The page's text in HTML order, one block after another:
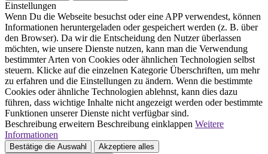
Einstellungen
Wenn Du die Webseite besuchst oder eine APP verwendest, können
Informationen heruntergeladen oder gespeichert werden (z. B. über
den Browser). Da wir die Entscheidung den Nutzer überlassen
möchten, wie unsere Dienste nutzen, kann man die Verwendung
bestimmter Arten von Cookies oder ähnlichen Technologien selbst
steuern. Klicke auf die einzelnen Kategorie Überschriften, um mehr
zu erfahren und die Einstellungen zu ändern. Wenn die bestimmte
Cookies oder ähnliche Technologien ablehnst, kann dies dazu
führen, dass wichtige Inhalte nicht angezeigt werden oder bestimmte
Funktionen unserer Dienste nicht verfügbar sind.
Beschreibung erweitern Beschreibung einklappen Weitere
Informationen
Bestätige die Auswahl
Akzeptiere alles